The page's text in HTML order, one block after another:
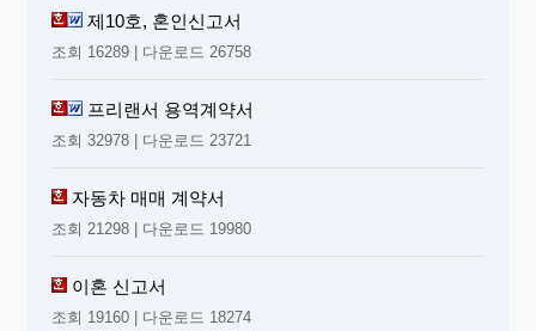
제10호, 혼인신고서
조회 16289 | 다운로드 26758
프리랜서 용역계약서
조회 32978 | 다운로드 23721
자동차 매매 계약서
조회 21298 | 다운로드 19980
이혼 신고서
조회 19160 | 다운로드 18274